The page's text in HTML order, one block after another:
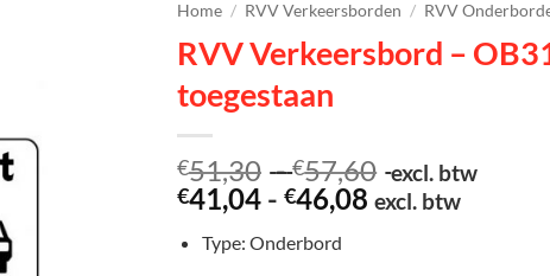
Home / RVV Verkeersborden / RVV
RVV Verkeersbord –
toegestaan
€51,30 - €57,60 Prijsklasse:
€51,30
excl. btw
€41,04 - €46,08 Prijsklasse:
excl. btw
Type: Onderbord